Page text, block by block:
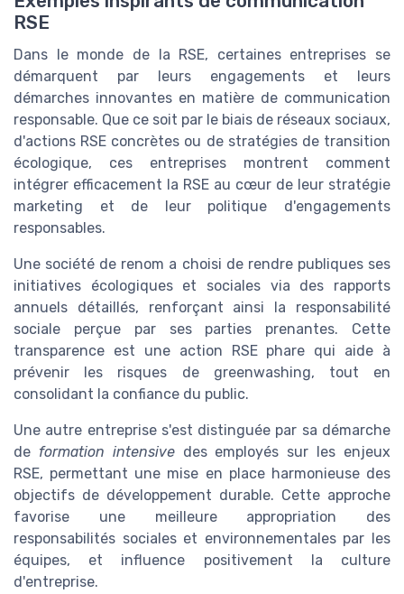
RSE
Dans le monde de la RSE, certaines entreprises se
démarquent par leurs engagements et leurs
démarches innovantes en matière de communication
responsable. Que ce soit par le biais de réseaux sociaux,
d'actions RSE concrètes ou de stratégies de transition
écologique, ces entreprises montrent comment
intégrer efficacement la RSE au cœur de leur stratégie
marketing et de leur politique d'engagements
responsables.
Une société de renom a choisi de rendre publiques ses
initiatives écologiques et sociales via des rapports
annuels détaillés, renforçant ainsi la responsabilité
sociale perçue par ses parties prenantes. Cette
transparence est une action RSE phare qui aide à
prévenir les risques de greenwashing, tout en
consolidant la confiance du public.
Une autre entreprise s'est distinguée par sa démarche
de formation intensivedes employés sur les enjeux
RSE, permettant une mise en place harmonieuse des
objectifs de développement durable. Cette approche
favorise une meilleure appropriation des
responsabilités sociales et environnementales par les
équipes, et influence positivement la culture
d'entreprise.